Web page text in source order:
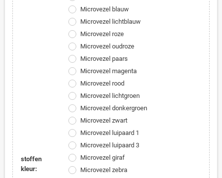
stoffen
kleur:
Microvezel blauw
Microvezel lichtblauw
Microvezel roze
Microvezel oudroze
Microvezel paars
Microvezel magenta
Microvezel rood
Microvezel lichtgroen
Microvezel donkergroen
Microvezel zwart
Microvezel luipaard 1
Microvezel luipaard 3
Microvezel giraf
Microvezel zebra